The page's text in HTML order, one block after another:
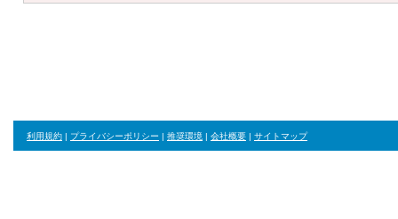
利用規約 | プライバシーポリシー | 推奨環境 | 会社概要 | サイトマップ